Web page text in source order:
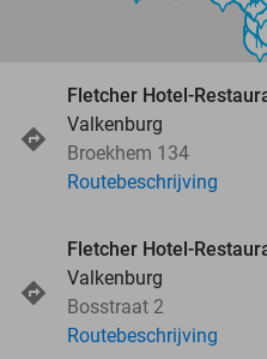
Fletcher Hotel-
Valkenburg
Broekhem 134
Routebeschrijving
Fletcher Hotel-
Valkenburg
Bosstraat 2
Routebeschrijving